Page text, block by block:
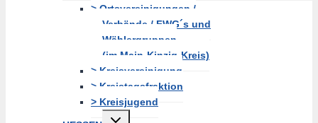
> Ortsvereinigungen /
Verbände / FWG´s und
Wählergruppen
(im Main-Kinzig-Kreis)
> Kreisvereinigung
> Kreistagsfraktion
> Kreisjugend
Untermenü